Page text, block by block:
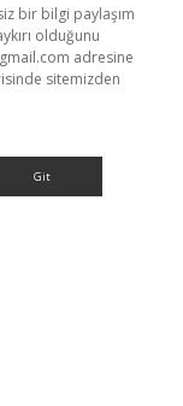
bir bilgi paylaşım
olduğunu
adresine
sitemizden